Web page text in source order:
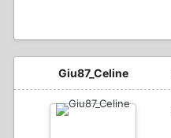
Giu87_Celine